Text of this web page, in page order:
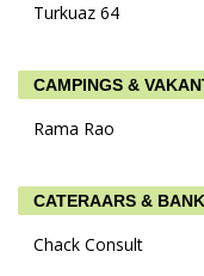
Turkuaz 64
CAMPINGS &
Rama Rao
CATERAARS &
Chack Consult